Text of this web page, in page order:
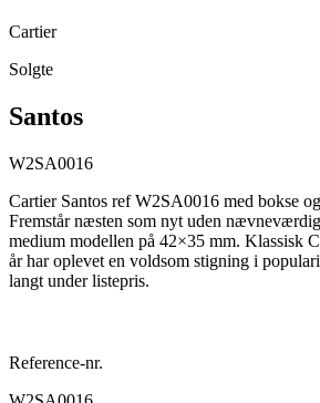
Cartier
Solgte
Santos
W2SA0016
Cartier Santos ref W2SA0016 med bokse
Fremstår næsten som nyt uden
medium modellen på 42×35 mm. Klassisk
år har oplevet en voldsom stigning i
langt under listepris.
Reference-nr.